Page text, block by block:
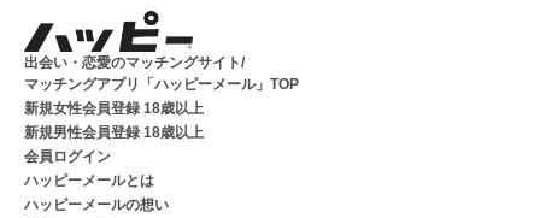
出会い・恋愛のマッチングサイト/
マッチングアプリ「ハッピーメール」TOP
新規女性会員登録 18歳以上
新規男性会員登録 18歳以上
会員ログイン
ハッピーメールとは
ハッピーメールの想い